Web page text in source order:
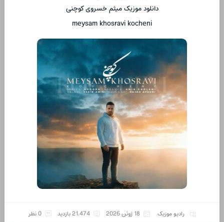
دانلود موزیک میثم خسروی کوچنی
meysam khosravi kocheni
رادیو موزیک 18 ژوئن 2026 21,474 بازدید 0 نظر